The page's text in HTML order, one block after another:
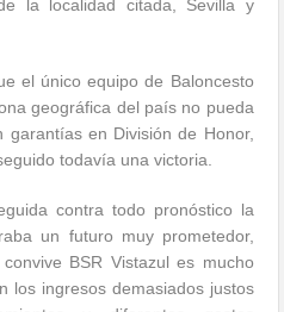
la localidad citada, Sevilla y
el único equipo de Baloncesto
geográfica del país no pueda
en División de Honor,
todavía una victoria.
contra todo pronóstico la
un futuro muy prometedor,
BSR Vistazul es mucho
los ingresos demasiados justos